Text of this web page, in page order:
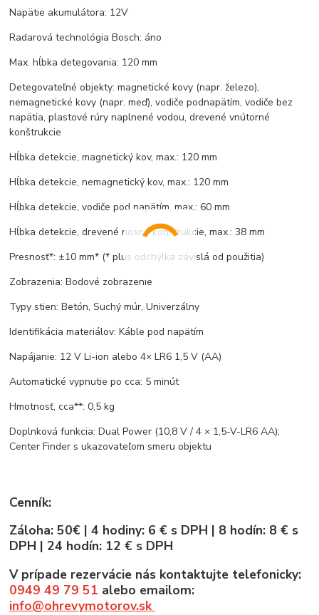
Napätie akumulátora: 12V
Radarová technológia Bosch: áno
Max. hĺbka detegovania: 120 mm
Detegovateľné objekty: magnetické kovy (napr. železo),
nemagnetické kovy (napr. meď), vodiče podnapätím, vodiče bez
napätia, plastové rúry naplnené vodou, drevené vnútorné
konštrukcie
Hĺbka detekcie, magnetický kov, max.: 120 mm
Hĺbka detekcie, nemagnetický kov, max.: 120 mm
Hĺbka detekcie, vodiče pod napätím, max.: 60 mm
Hĺbka detekcie, drevené nosné konštrukcie, max.: 38 mm
Presnosť*: ±10 mm* (* plus odchýlka závislá od použitia)
Zobrazenia: Bodové zobrazenie
Typy stien: Betón, Suchý múr, Univerzálny
Identifikácia materiálov: Káble pod napätím
Napájanie: 12 V Li-ion alebo 4× LR6 1,5 V (AA)
Automatické vypnutie po cca: 5 minút
Hmotnosť, cca**: 0,5 kg
Doplnková funkcia: Dual Power (10,8 V / 4 × 1,5-V-LR6 AA);
Center Finder s ukazovateľom smeru objektu
Cenník:
Záloha: 50€ | 4 hodiny: 6 € s DPH | 8 hodín: 8 € s
DPH | 24 hodín: 12 € s DPH
V prípade rezervácie nás kontaktujte telefonicky:
0949 49 79 51 alebo emailom:
info@ohrevymotorov.sk